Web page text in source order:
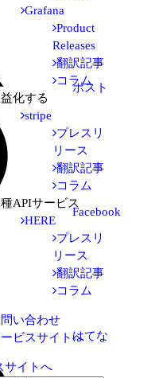
Grafana
Product
Releases
翻訳記事
コラム
化する
stripe
プレスリ
リース
翻訳記事
コラム
APIサービス
HERE
プレスリ
リース
翻訳記事
コラム
い合わせ
ビスサイトへ
サイトへ
ポスト
Facebook
はてな